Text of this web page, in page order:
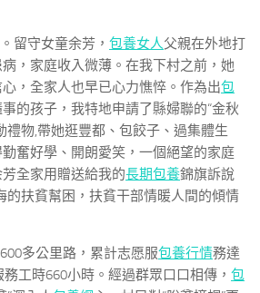
留守女童余芳， 包養女人父親在外地打
，家庭收入微薄。在我下村之前，她
，全家人也早已心力憔悴。作為出包
的孩子，我特地申請了縣婦聯的“金秋
禮物,帶她逛豐都、包餃子、過集體生
奮好學、開朗愛笑，一個絕望的家庭
全家用贈送給我的長期包養錦旗訴說
的扶貧幫困，扶貧干部情暖人間的傾情
多公里路，累計志愿服包養行情務達
工時660小時。經過群眾口口相傳， 包